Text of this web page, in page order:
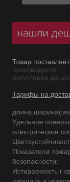
нашли
Товар
производится
округление до
Тарифы на
Удельное
электрическое
Показатели
безопасности:
Истираемость г